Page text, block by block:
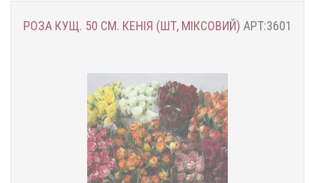
РОЗА КУЩ. 50 СМ. КЕНІЯ (ШТ, МІКСОВИЙ) АРТ:3601